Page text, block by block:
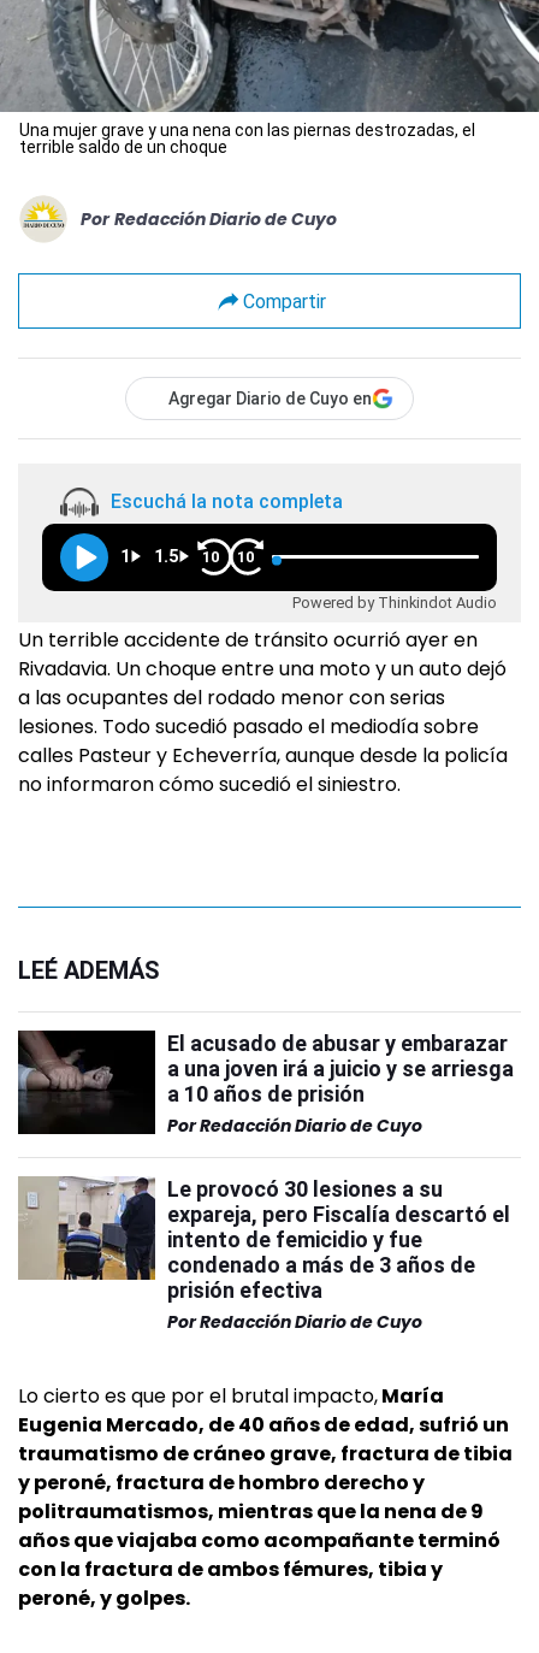
Una mujer grave y una nena con las piernas destrozadas, el
terrible saldo de un choque
Por Redacción Diario de Cuyo
Compartir
Agregar Diario de Cuyo en
Escuchá la nota completa
1 1.5 10 10
Powered by Thinkindot Audio
Un terrible accidente de tránsito ocurrió ayer en
Rivadavia. Un choque entre una moto y un auto dejó
a las ocupantes del rodado menor con serias
lesiones. Todo sucedió pasado el mediodía sobre
calles Pasteur y Echeverría, aunque desde la policía
no informaron cómo sucedió el siniestro.
LEÉ ADEMÁS
El acusado de abusar y embarazar
a una joven irá a juicio y se arriesga
a 10 años de prisión
PorRedacción Diario de Cuyo
Le provocó 30 lesiones a su
expareja, pero Fiscalía descartó el
intento de femicidio y fue
condenado a más de 3 años de
prisión efectiva
PorRedacción Diario de Cuyo
Lo cierto es que por el brutal impacto,María
Eugenia Mercado, de 40 años de edad, sufrió un
traumatismo de cráneo grave, fractura de tibia
y peroné, fractura de hombro derecho y
politraumatismos, mientras que la nena de 9
años que viajaba como acompañante terminó
con la fractura de ambos fémures, tibia y
peroné, y golpes.